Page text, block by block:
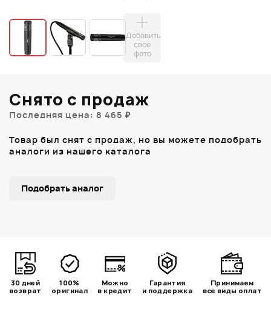
Добавить
свое
фото
Снято с продаж
Последняя цена: 8 465 ₽
Товар был снят с продаж, но вы можете подобрать
аналоги из нашего каталога
Подобрать аналог
30 дней
возврат
100%
оригинал
Можно
в кредит
Гарантия
и поддержка
Принимаем
все виды оплат